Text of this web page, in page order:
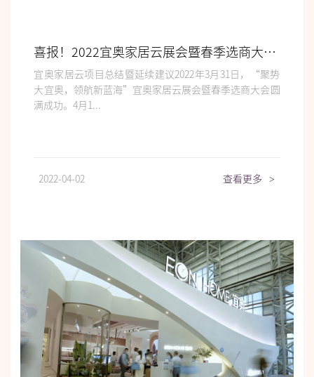
喜报！2022宜奥家居云展会暨春季选商大会圆满落幕！
宜奥家居云项目总结暨延续建议2022年3月31日，“聚势
大宜奥，领航新蓝海”宜奥家居云展会暨春季选商大会圆
满成功。4月1...
2022-04-02 查看更多 >